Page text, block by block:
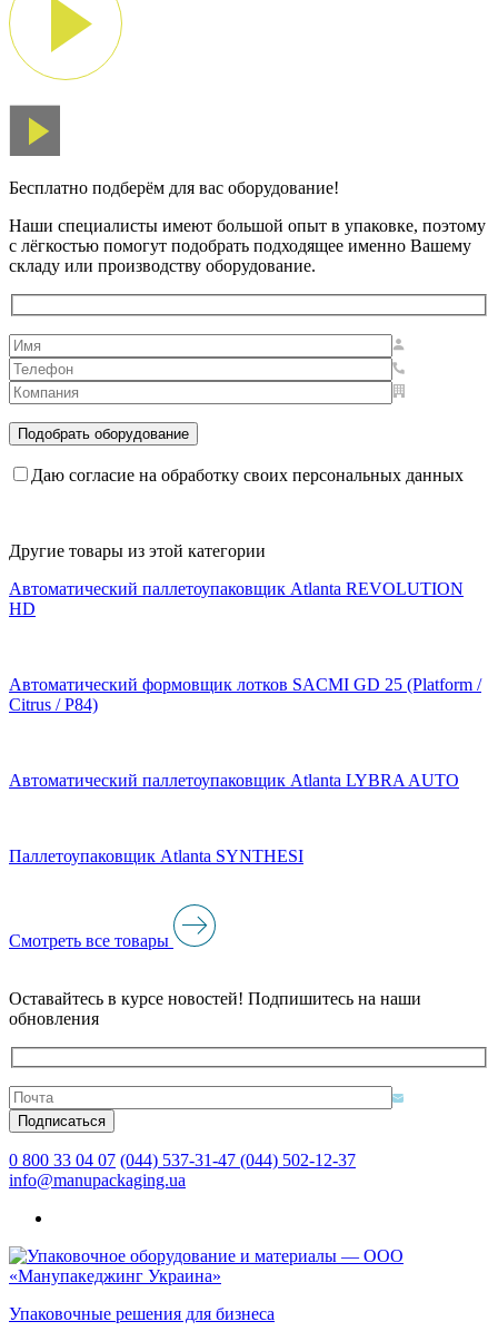
Бесплатно подберём для вас оборудование!
Наши специалисты имеют большой опыт в упаковке, поэтому
с лёгкостью помогут подобрать подходящее именно Вашему
складу или производству оборудование.
Даю согласие на обработку своих персональных данных
Другие товары из этой категории
Автоматический паллетоупаковщик Atlanta REVOLUTION
HD
Автоматический формовщик лотков SACMI GD 25 (Platform /
Citrus / P84)
Автоматический паллетоупаковщик Atlanta LYBRA AUTO
Паллетоупаковщик Atlanta SYNTHESI
Смотреть все товары
Оставайтесь в курсе новостей! Подпишитесь на наши
обновления
0 800 33 04 07 (044) 537-31-47 (044) 502-12-37
info@manupackaging.ua
Упаковочные решения для бизнеса